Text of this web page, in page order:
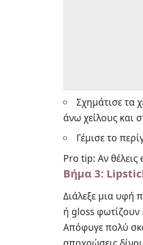
Σχημάτισε τα
άνω χείλους και
Γέμισε το
Pro tip: Αν
Βήμα 3:
Διάλεξε μια υφή
ή gloss φωτίζουν
Απόφυγε πολύ